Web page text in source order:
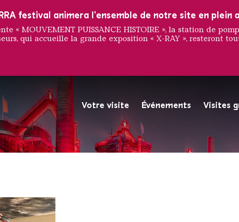
Votre visite Événements Visites
Tobe
La Völklinger Hütte
Copyright: Weltkulturerbe
festival animera l'ensemble de notre site en plein
« MOUVEMENT PUISSANCE HISTOIRE », la station de
qui accueille la grande exposition « X-RAY », resteront